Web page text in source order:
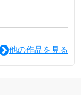
＿
他の作品を見る